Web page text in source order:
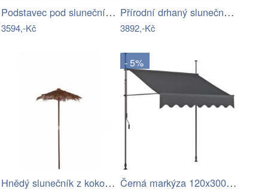
Podstavec pod slunečník BRAGGE 50 kg -…
3594,-Kč
Přírodní drhaný slunečník na stůl…
3892,-Kč
Hnědý slunečník z kokosových listů…
- 5%
Černá markýza 120x300 cm – Garden…